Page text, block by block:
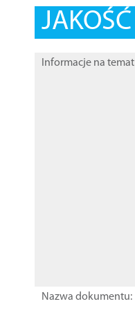
Informacje na
Nazwa dokumentu: